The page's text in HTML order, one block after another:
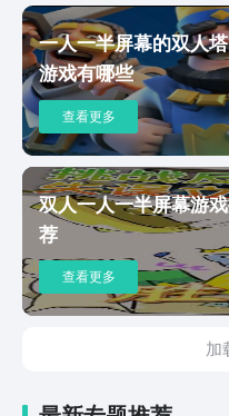
left and
Enjoy a
/ Drop3
Flask /
me
Fight /
Spikes /
Crazy
mini-
start.
secret!
but the
一人一半屏幕的双人
游戏有哪些
查看更多
双人一人一半屏幕游
荐
查看更多
加